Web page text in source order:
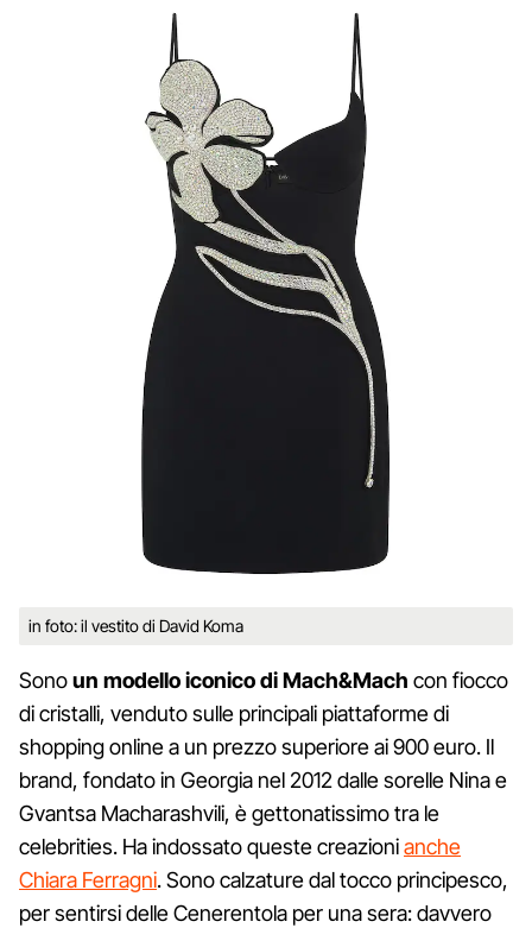
in foto: il vestito di David Koma
Sonoun modello iconico di Mach&Mach con fiocco
di cristalli, venduto sulle principali piattaforme di
shopping online a un prezzo superiore ai 900 euro. Il
brand, fondato in Georgia nel 2012 dalle sorelle Nina e
Gvantsa Macharashvili, è gettonatissimo tra le
celebrities. Ha indossato queste creazionianche
Chiara Ferragni. Sono calzature dal tocco principesco,
per sentirsi delle Cenerentola per una sera: davvero